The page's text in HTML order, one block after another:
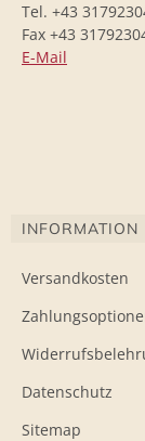
Tel. +43
Fax +43
E-Mail
INFORMATION
Versandkosten
Datenschutz
Sitemap